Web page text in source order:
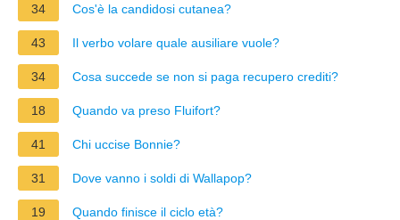
34 Cos'è la candidosi cutanea?
43 Il verbo volare quale ausiliare vuole?
34 Cosa succede se non si paga recupero crediti?
18 Quando va preso Fluifort?
41 Chi uccise Bonnie?
31 Dove vanno i soldi di Wallapop?
19 Quando finisce il ciclo età?